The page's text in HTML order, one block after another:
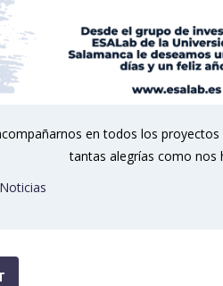
en todos los
tantas alegrías como nos
Noticias